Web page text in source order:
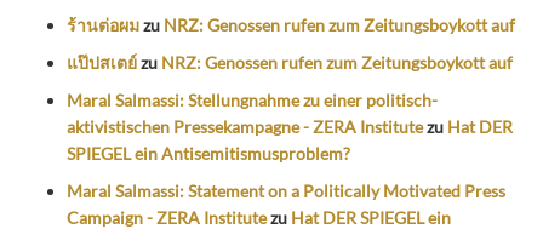
ร้านต่อผมzu NRZ: Genossen rufen zum Zeitungsboykott auf
แป๊ปสเตย์zu NRZ: Genossen rufen zum Zeitungsboykott auf
Maral Salmassi: Stellungnahme zu einer politisch-
aktivistischen Pressekampagne - ZERA Institutezu Hat DER
SPIEGEL ein Antisemitismusproblem?
Maral Salmassi: Statement on a Politically Motivated Press
Campaign - ZERA Institutezu Hat DER SPIEGEL ein